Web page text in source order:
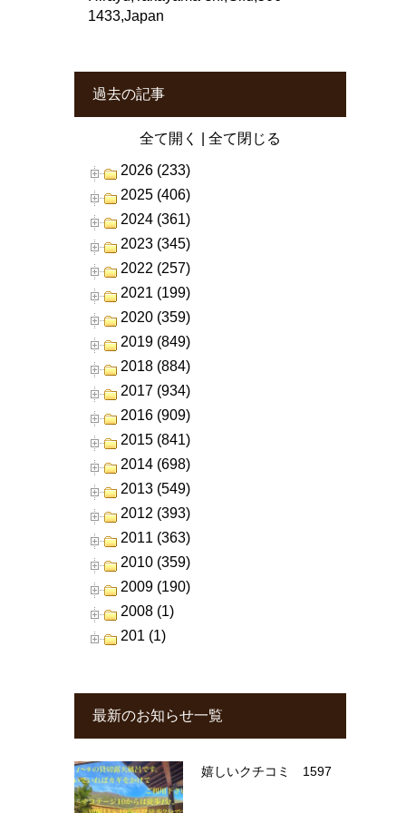
1433,Japan
過去の記事
全て開く 全て閉じる
2026 (233)
2025 (406)
2024 (361)
2023 (345)
2022 (257)
2021 (199)
2020 (359)
2019 (849)
2018 (884)
2017 (934)
2016 (909)
2015 (841)
2014 (698)
2013 (549)
2012 (393)
2011 (363)
2010 (359)
2009 (190)
2008 (1)
201 (1)
最新のお知らせ一覧
嬉しいクチコミ 1597